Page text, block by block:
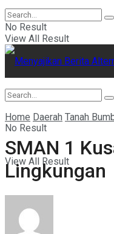
No Result
View All Result
No Result
View All Result
Home Daerah Tanah
SMAN 1
Lingkungan